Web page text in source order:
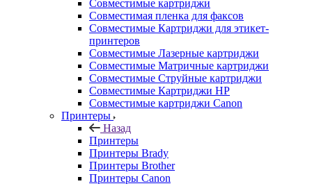
Совместимые картриджи
Совместимая пленка для факсов
Совместимые Картриджи для этикет-
принтеров
Совместимые Лазерные картриджи
Совместимые Матричные картриджи
Совместимые Струйные картриджи
Совместимые Картриджи HP
Совместимые картриджи Canon
Принтеры
Назад
Принтеры
Принтеры Brady
Принтеры Brother
Принтеры Canon